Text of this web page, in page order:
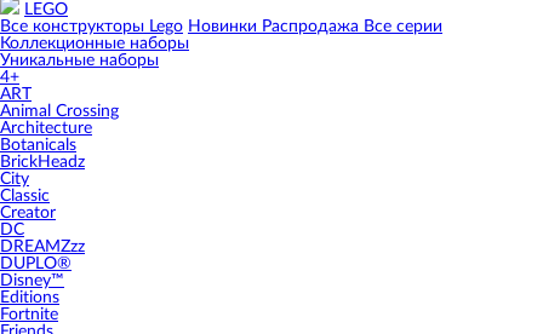
LEGO
Все конструкторы Lego Новинки Распродажа Все серии
Коллекционные наборы
Уникальные наборы
4+
ART
Animal Crossing
Architecture
Botanicals
BrickHeadz
City
Classic
Creator
DC
DREAMZzz
DUPLO®
Disney™
Editions
Fortnite